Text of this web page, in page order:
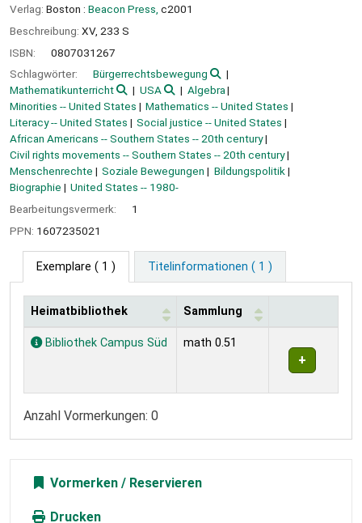
Verlag: Boston : Beacon Press, c2001
Beschreibung: XV, 233 S
ISBN:
0807031267
Schlagwörter:
Bürgerrechtsbewegung
Mathematikunterricht
USA
Algebra
Minorities -- United States
Mathematics -- United States
Literacy -- United States
Social justice -- United States
African Americans -- Southern States -- 20th century
Civil rights movements -- Southern States -- 20th century
Menschenrechte
Soziale Bewegungen
Bildungspolitik
Biographie
United States -- 1980-
Bearbeitungsvermerk:
1
PPN: 1607235021
Exemplare ( 1 ) Titelinformationen ( 1 )
Exemplare
Heimatbibliothek Sammlung
Bibliothek Campus Süd math 0.51
Anzahl Vormerkungen: 0
Vormerken
Drucken